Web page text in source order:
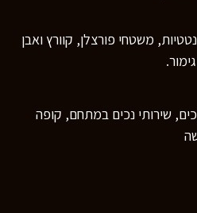
משטחי פורצלן, קוורץ ואבן
שירותי נכים במתחם, קופה